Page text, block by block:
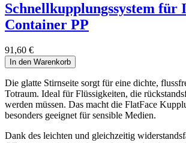
Schnellkupplungssystem für
Container PP
91,60 €
In den Warenkorb
Die glatte Stirnseite sorgt für eine dichte,
Totraum. Ideal für Flüssigkeiten, die
werden müssen. Das macht die FlatFace
besonders geeignet für sensible Medien.
Dank des leichten und gleichzeitig